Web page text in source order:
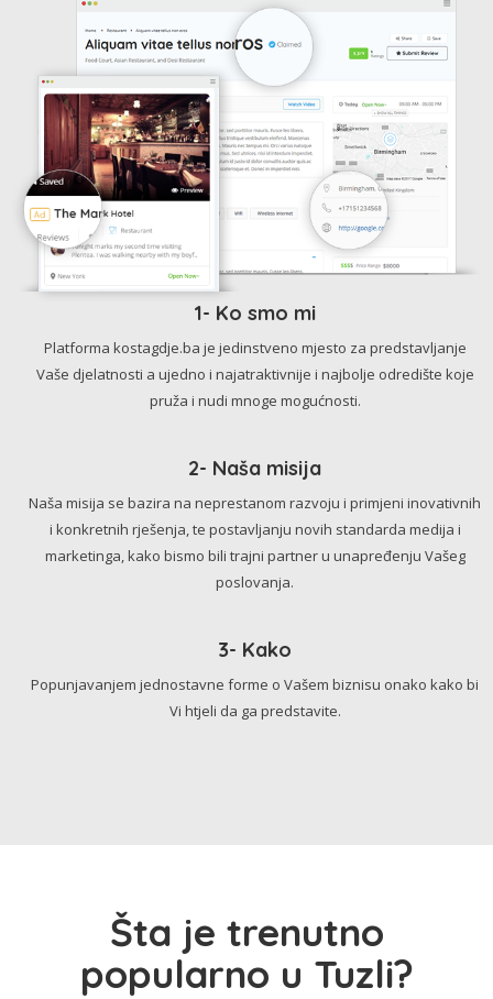
1- Ko smo mi
Platforma kostagdje.ba je jedinstveno mjesto za predstavljanje
Vaše djelatnosti a ujedno i najatraktivnije i najbolje odredište koje
pruža i nudi mnoge mogućnosti.
2- Naša misija
Naša misija se bazira na neprestanom razvoju i primjeni inovativnih
i konkretnih rješenja, te postavljanju novih standarda medija i
marketinga, kako bismo bili trajni partner u unapređenju Vašeg
poslovanja.
3- Kako
Popunjavanjem jednostavne forme o Vašem biznisu onako kako bi
Vi htjeli da ga predstavite.
Šta je trenutno
popularno u Tuzli?